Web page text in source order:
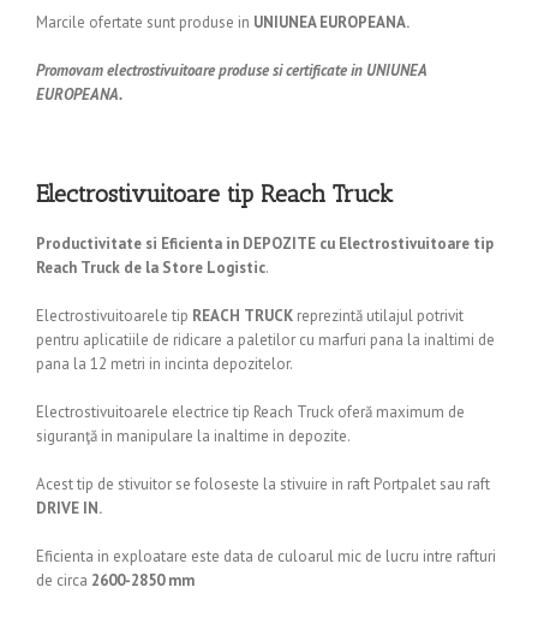
Marcile ofertate sunt produse in UNIUNEA EUROPEANA.
Promovam electrostivuitoare produse si certificate in UNIUNEA
EUROPEANA.
Electrostivuitoare tip Reach Truck
Productivitate si Eficienta in DEPOZITE cu Electrostivuitoare tip
Reach Truck de la Store Logistic.
Electrostivuitoarele tip REACH TRUCK reprezintă utilajul potrivit
pentru aplicatiile de ridicare a paletilor cu marfuri pana la inaltimi de
pana la 12 metri in incinta depozitelor.
Electrostivuitoarele electrice tip Reach Truck oferă maximum de
siguranţă in manipulare la inaltime in depozite.
Acest tip de stivuitor se foloseste la stivuire in raft Portpalet sau raft
DRIVE IN.
Eficienta in exploatare este data de culoarul mic de lucru intre rafturi
de circa 2600-2850 mm